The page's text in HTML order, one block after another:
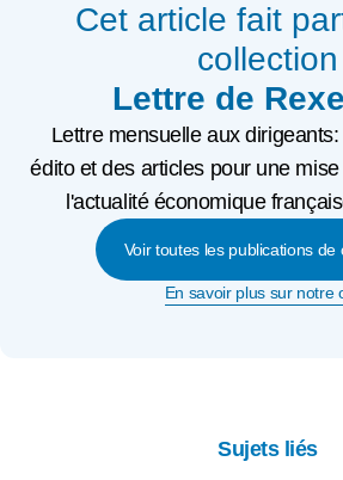
Cet article fait
collection
Lettre de
Lettre mensuelle aux
édito et des articles pour une
l'actualité économique
Voir toutes les publications de
En savoir plus sur notre
Sujets liés